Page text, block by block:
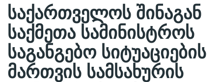
საქართველოს შინაგან
საქმეთა სამინისტროს
საგანგებო სიტუაციების
მართვის სამსახურის